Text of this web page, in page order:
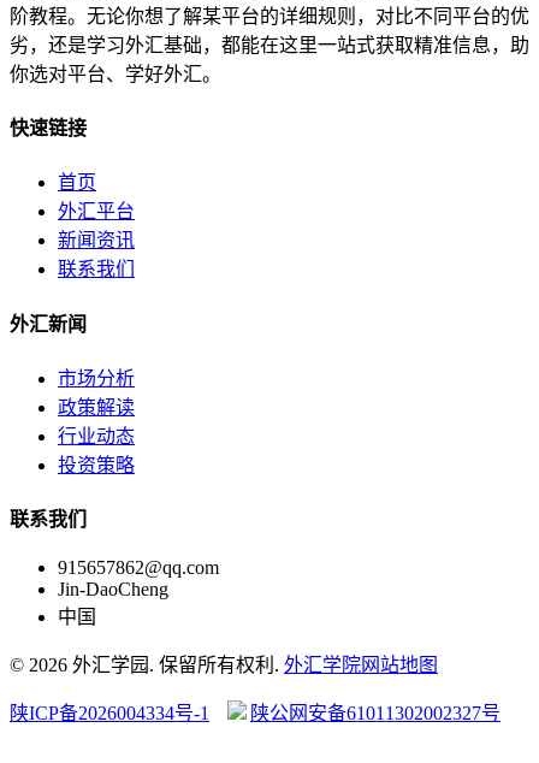
阶教程。无论你想了解某平台的详细规则，对比不同平台的优
劣，还是学习外汇基础，都能在这里一站式获取精准信息，助
你选对平台、学好外汇。
快速链接
首页
外汇平台
新闻资讯
联系我们
外汇新闻
市场分析
政策解读
行业动态
投资策略
联系我们
915657862@qq.com
Jin-DaoCheng
中国
© 2026 外汇学园. 保留所有权利. 外汇学院网站地图
陕ICP备2026004334号-1 陕公网安备61011302002327号